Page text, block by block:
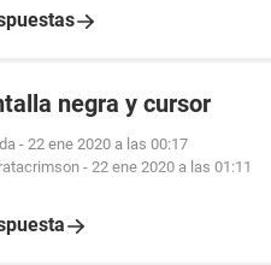
negra y cursor
- 22 ene 2020 a las 00:17
- 22 ene 2020 a las 01:11